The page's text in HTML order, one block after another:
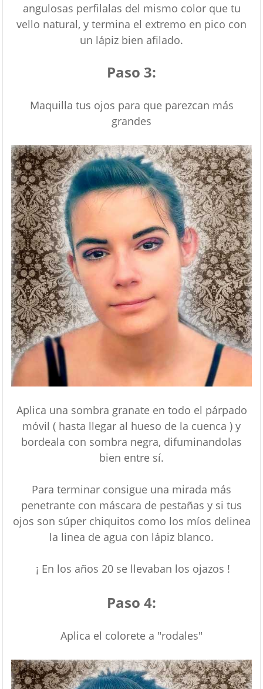
angulosas perfilalas del mismo color que tu
vello natural, y termina el extremo en pico con
un lápiz bien afilado.
Paso 3:
Maquilla tus ojos para que parezcan más
grandes
Aplica una sombra granate en todo el párpado
móvil ( hasta llegar al hueso de la cuenca ) y
bordeala con sombra negra, difuminandolas
bien entre sí.
Para terminar consigue una mirada más
penetrante con máscara de pestañas y si tus
ojos son súper chiquitos como los míos delinea
la linea de agua con lápiz blanco.
¡ En los años 20 se llevaban los ojazos !
Paso 4:
Aplica el colorete a "rodales"